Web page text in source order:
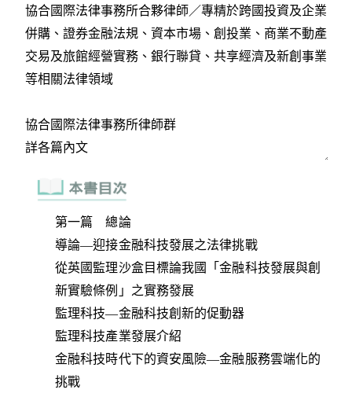
第一篇 總論
導論—迎接金融科技發展之法律挑戰
從英國監理沙盒目標論我國「金融科技發展與創
新實驗條例」之實務發展
監理科技—金融科技創新的促動器
監理科技產業發展介紹
金融科技時代下的資安風險—金融服務雲端化的
挑戰